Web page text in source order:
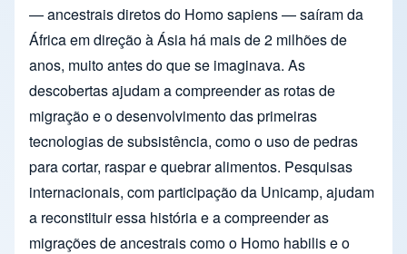
— ancestrais diretos do Homo sapiens — saíram da
África em direção à Ásia há mais de 2 milhões de
anos, muito antes do que se imaginava. As
descobertas ajudam a compreender as rotas de
migração e o desenvolvimento das primeiras
tecnologias de subsistência, como o uso de pedras
para cortar, raspar e quebrar alimentos. Pesquisas
internacionais, com participação da Unicamp, ajudam
a reconstituir essa história e a compreender as
migrações de ancestrais como o Homo habilis e o